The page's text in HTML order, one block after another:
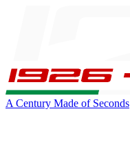
A Century Made of Seconds